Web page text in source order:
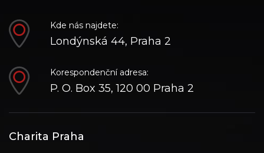
Kde nás najdete:
Londýnská 44, Praha 2
Korespondenční adresa:
P. O. Box 35, 120 00 Praha 2
Charita Praha